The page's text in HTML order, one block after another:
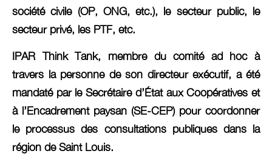
société civile (OP, ONG, etc.), le secteur public, le
secteur privé, les PTF, etc.
IPAR Think Tank, membre du comité ad hoc à
travers la personne de son directeur exécutif, a été
mandaté par le Secrétaire d’État aux Coopératives et
à l’Encadrement paysan (SE-CEP) pour coordonner
le processus des consultations publiques dans la
région de Saint Louis.